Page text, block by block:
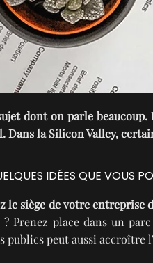
dont on parle
Dans la Silicon Valley,
IDÉES QUE VOUS
le siège de votre entreprise
Prenez place dans un
publics peut aussi accroître